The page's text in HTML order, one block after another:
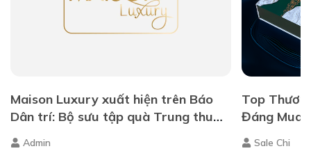
Maison Luxury xuất hiện trên Báo
Dân trí: Bộ sưu tập quà Trung thu
sang trọng 2025
Admin
Top
Đáng Mua
Đẳng Cấp
Sale Chi